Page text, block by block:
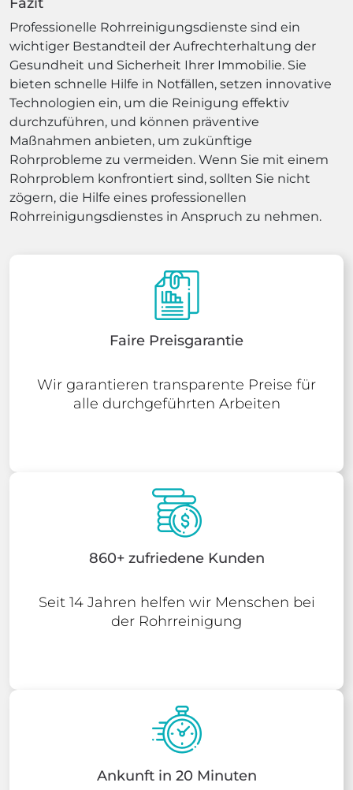
Professionelle Rohrreinigungsdienste sind ein
wichtiger Bestandteil der Aufrechterhaltung der
Gesundheit und Sicherheit Ihrer Immobilie. Sie
bieten schnelle Hilfe in Notfällen, setzen innovative
Technologien ein, um die Reinigung effektiv
durchzuführen, und können präventive
Maßnahmen anbieten, um zukünftige
Rohrprobleme zu vermeiden. Wenn Sie mit einem
Rohrproblem konfrontiert sind, sollten Sie nicht
zögern, die Hilfe eines professionellen
Rohrreinigungsdienstes in Anspruch zu nehmen.
Faire Preisgarantie
Wir garantieren transparente Preise für
alle durchgeführten Arbeiten
860+ zufriedene Kunden
Seit 14 Jahren helfen wir Menschen bei
der Rohrreinigung
Ankunft in 20 Minuten